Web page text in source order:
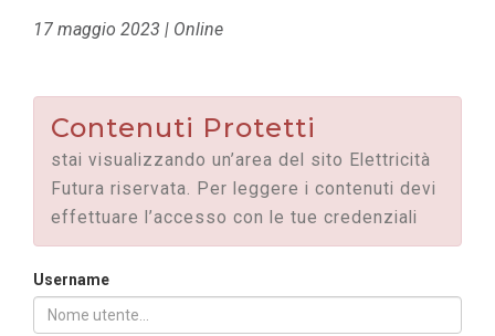
17 maggio 2023 | Online
Contenuti Protetti
stai visualizzando un’area del sito Elettricità
Futura riservata. Per leggere i contenuti devi
effettuare l’accesso con le tue credenziali
Username